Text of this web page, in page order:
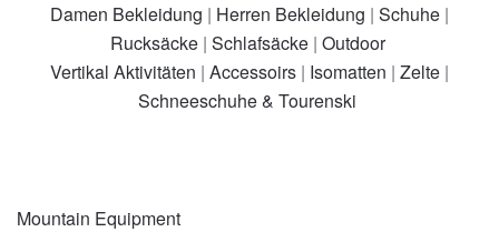
Damen Bekleidung | Herren Bekleidung | Schuhe |
Rucksäcke| Schlafsäcke| Outdoor
Vertikal Aktivitäten | Accessoirs | Isomatten | Zelte |
Schneeschuhe & Tourenski
Mountain Equipment